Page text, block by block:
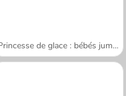
Princesse de glace : bébés jumeaux